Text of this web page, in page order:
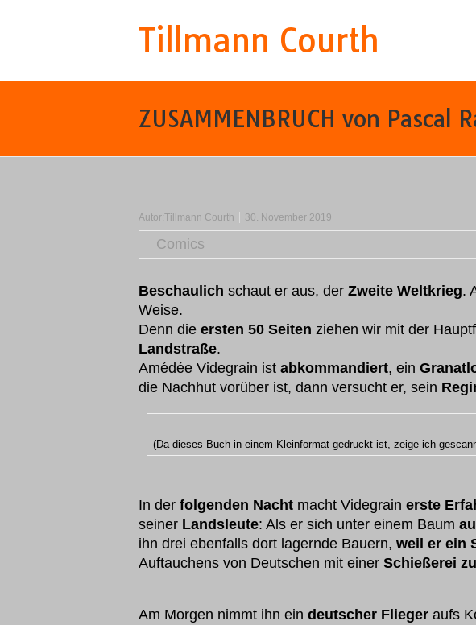
Tillmann Courth
ZUSAMMENBRUCH von Pascal
Autor:Tillmann Courth 30. November 2019
Comics
Beschaulich schaut er aus, der Zweite Weltkrieg.
Weise.
Denn die ersten 50 Seiten ziehen wir mit der
Landstraße.
Amédée Videgrain ist abkommandiert, ein
die Nachhut vorüber ist, dann versucht er, sein
(Da dieses Buch in einem Kleinformat gedruckt ist, zeige ich
In der folgenden Nacht macht Videgrain erste
seiner Landsleute: Als er sich unter einem Baum
ihn drei ebenfalls dort lagernde Bauern, weil er ein
Auftauchens von Deutschen mit einer Schießerei
Am Morgen nimmt ihn ein deutscher Flieger aufs